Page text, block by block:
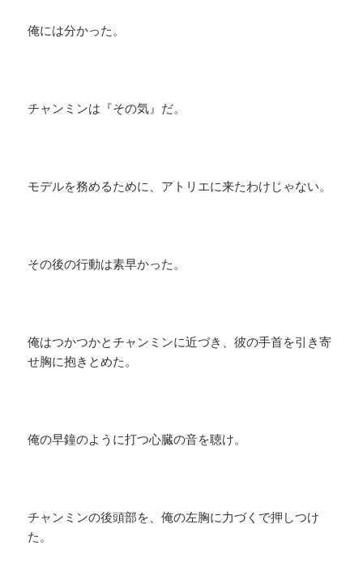
俺には分かった。
チャンミンは『その気』だ。
モデルを務めるために、アトリエに来たわけじゃない。
その後の行動は素早かった。
俺はつかつかとチャンミンに近づき、彼の手首を引き寄
せ胸に抱きとめた。
俺の早鐘のように打つ心臓の音を聴け。
チャンミンの後頭部を、俺の左胸に力づくで押しつけ
た。